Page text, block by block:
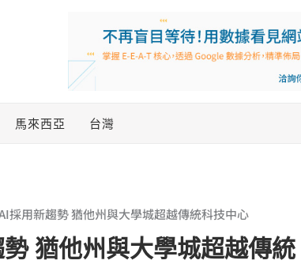
馬來西亞 台灣
採用新趨勢 猶他州與大學城超越傳統科技中心
猶他州與大學城超越傳統